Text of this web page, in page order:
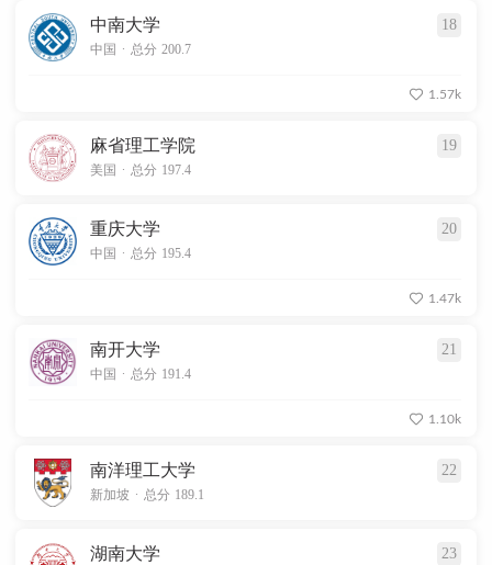
中南大学 18
中国 . 总分 200.7
1.57k
麻省理工学院 19
美国 . 总分 197.4
重庆大学 20
中国 . 总分 195.4
1.47k
南开大学 21
中国 . 总分 191.4
1.10k
南洋理工大学 22
新加坡 . 总分 189.1
湖南大学 23